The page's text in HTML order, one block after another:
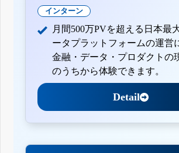
インターン
月間500万PVを超える日本最
ータプラットフォームの運営
金融・データ・プロダクトの
のうちから体験できます。
Detail